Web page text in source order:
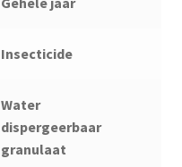
Insecticide
Water
dispergeerbaar
granulaat